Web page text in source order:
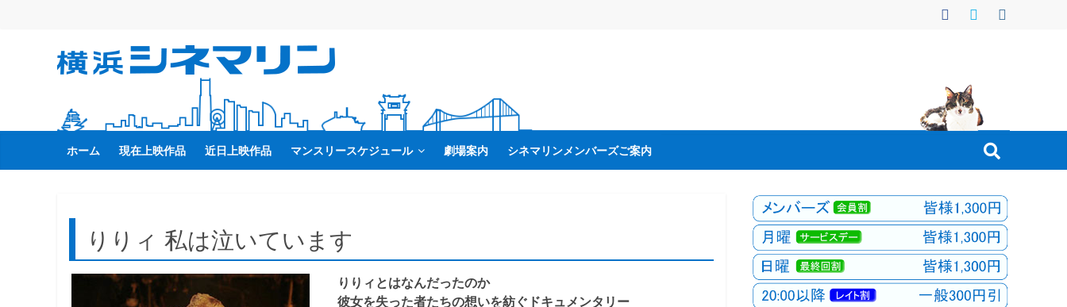
ス
ッ
横
浜
シ
ネ
マ
ホーム 現在上映作品 近日上映作品 マンスリースケジュール 劇場案内 シネマリンメンバーズご案内
りりィ 私は泣いています
りりィとはなんだったのか
彼女を失った者たちの想いを紡ぐドキュメンタリー